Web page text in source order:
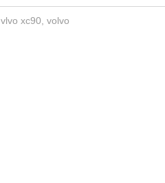
vlvo xc90 volvo